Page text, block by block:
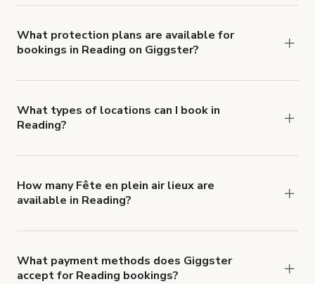
insurance with liability coverage of no less than
$1,000,000.
What protection plans are available for
bookings in Reading on Giggster?
about Giggster's Damage Protection coverage.
What types of locations can I book in
Reading?
'Filters' to look for something specific.
How many Fête en plein air lieux are
available in Reading?
What payment methods does Giggster
accept for Reading bookings?